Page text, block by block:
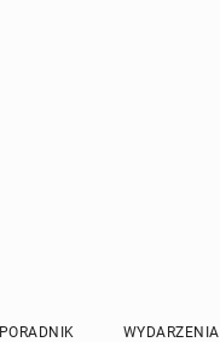
PORADNIK WYDARZENIA